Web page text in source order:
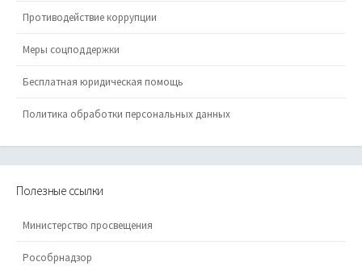
Противодействие коррупции
Меры соцподдержки
Бесплатная юридическая помощь
Политика обработки персональных данных
Полезные ссылки
Министерство просвещения
Рособрнадзор